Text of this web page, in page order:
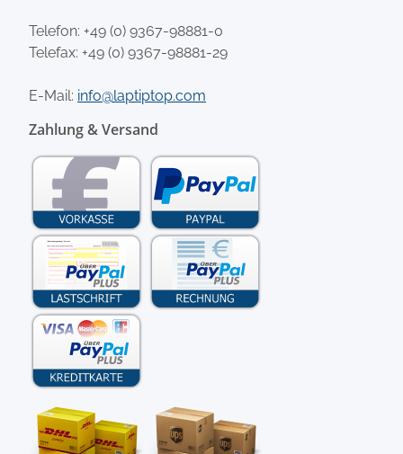
Telefon: +49 (0) 9367-98881-0
Telefax: +49 (0) 9367-98881-29
E-Mail: info@laptiptop.com
Zahlung & Versand